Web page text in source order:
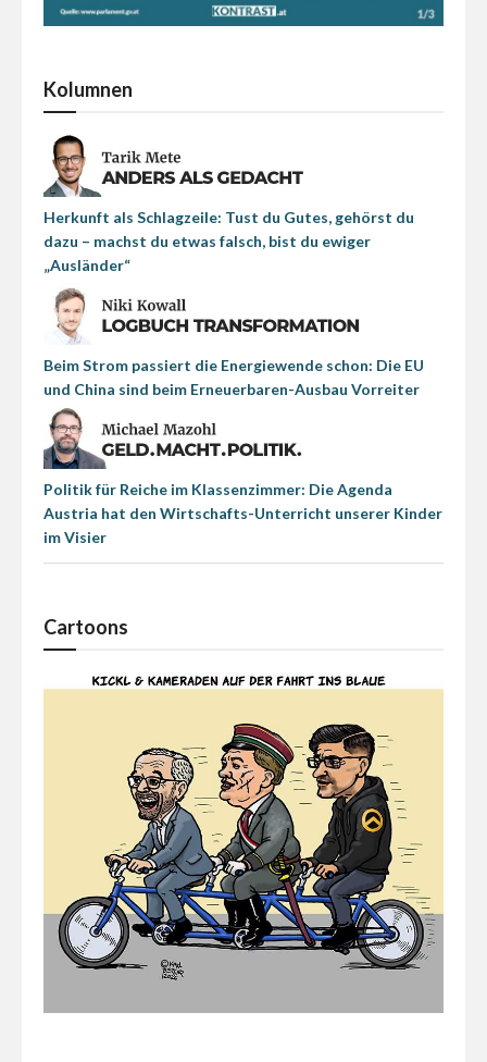
Kolumnen
Herkunft als Schlagzeile: Tust du Gutes, gehörst du
dazu – machst du etwas falsch, bist du ewiger
„Ausländer“
Beim Strom passiert die Energiewende schon: Die EU
und China sind beim Erneuerbaren-Ausbau Vorreiter
Politik für Reiche im Klassenzimmer: Die Agenda
Austria hat den Wirtschafts-Unterricht unserer Kinder
im Visier
Cartoons